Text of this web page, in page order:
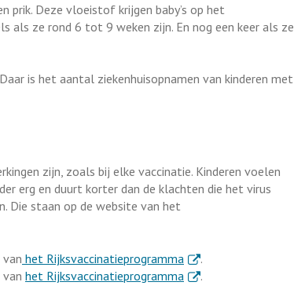
prik. Deze vloeistof krijgen baby’s op het
als ze rond 6 tot 9 weken zijn. En nog een keer als ze
is het aantal ziekenhuisopnamen van kinderen met
zijn, zoals bij elke vaccinatie. Kinderen voelen
erg en duurt korter dan de klachten die het virus
Die staan op de website van het
het Rijksvaccinatieprogramma . Externe link
.
het Rijksvaccinatieprogramma . Externe link
.